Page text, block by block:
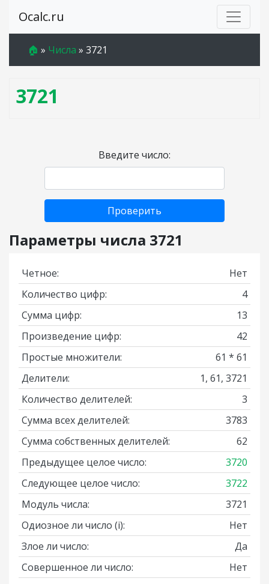
Ocalc.ru
🏠 » Числа » 3721
3721
Введите число:
Проверить
Параметры числа 3721
Четное:
Нет
Количество цифр:
4
Сумма цифр:
13
Произведение цифр:
42
Простые множители:
61 * 61
Делители:
1, 61, 3721
Количество делителей:
3
Сумма всех делителей:
3783
Сумма собственных делителей:
62
Предыдущее целое число:
3720
Следующее целое число:
3722
Модуль числа:
3721
Одиозное ли число (i):
Нет
Злое ли число:
Да
Совершенное ли число:
Нет